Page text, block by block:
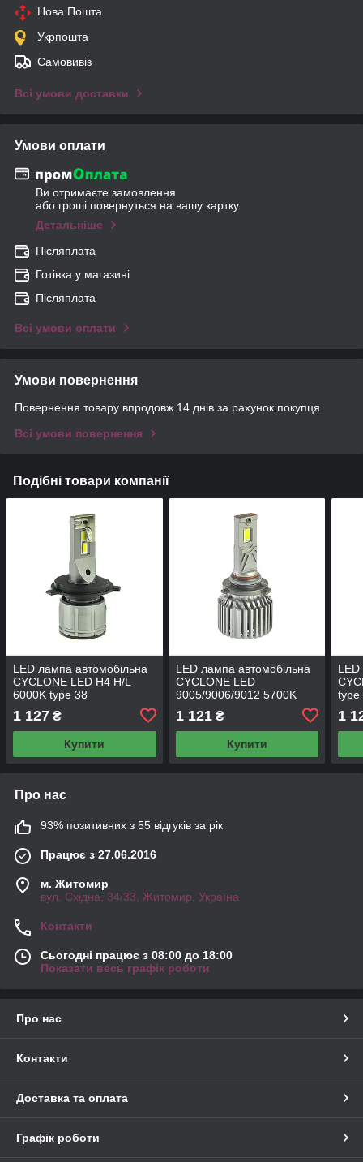
Нова Пошта
Укрпошта
Самовивіз
Всі умови доставки
Умови оплати
Ви отримаєте замовлення
або гроші повернуться на вашу картку
Детальніше
Післяплата
Готівка у магазині
Післяплата
Всі умови оплати
Умови повернення
Повернення товару впродовж 14 днів за рахунок покупця
Всі умови повернення
Подібні товари компанії
LED лампа автомобільна
CYCLONE LED H4 H/L
6000K type 38
1 127 ₴
Купити
LED лампа автомобільна
CYCLONE LED
9005/9006/9012 5700K
1 121₴
Купити
LED
type
1
Про нас
93% позитивних з 55 відгуків за рік
Працює з 27.06.2016
м. Житомир
вул. Східна, 34/33, Житомир, Україна
Контакти
Сьогодні працює з 08:00 до 18:00
Показати весь графік роботи
Про нас
Контакти
Доставка та оплата
Графік роботи